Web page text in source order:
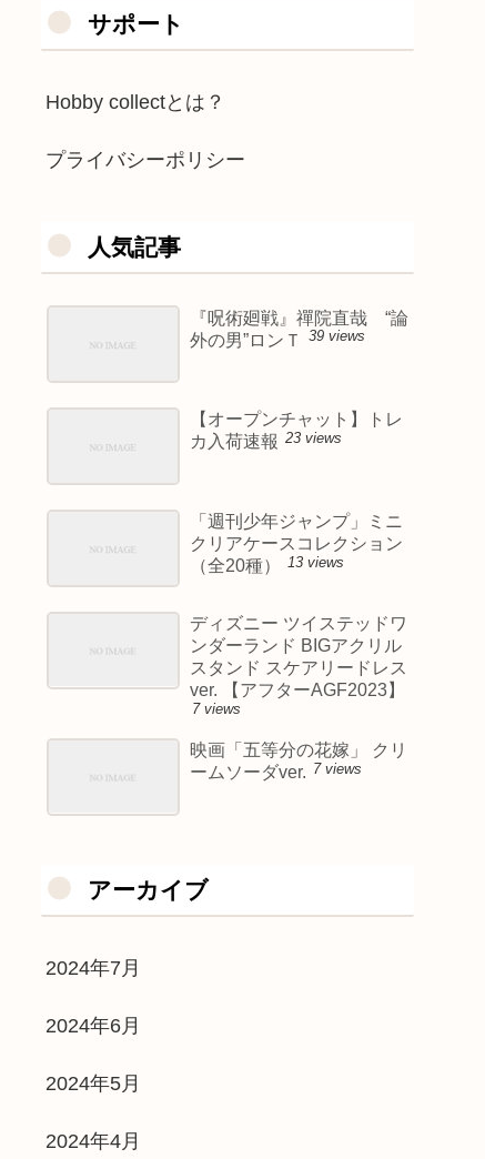
サポート
Hobby collectとは？
プライバシーポリシー
人気記事
『呪術廻戦』禪院直哉 “論
外の男”ロンＴ
39 views
【オープンチャット】トレ
カ入荷速報 23 views
「週刊少年ジャンプ」ミニ
クリアケースコレクション
（全20種）
13 views
ディズニー ツイステッドワ
ンダーランド BIGアクリル
スタンド スケアリードレス
ver. 【アフターAGF2023】
7 views
映画「五等分の花嫁」 クリ
ームソーダver. 7 views
アーカイブ
2024年7月
2024年6月
2024年5月
2024年4月